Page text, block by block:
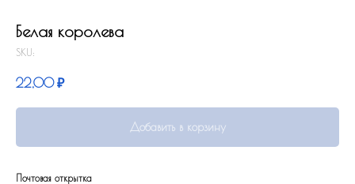
Белая королева
SKU:
22,00 ₽
Добавить в корзину
Почтовая открытка